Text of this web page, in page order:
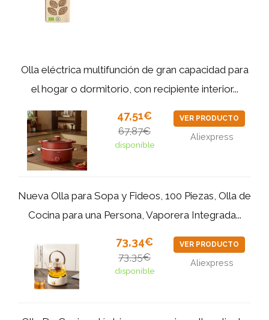
Olla eléctrica multifunción de gran capacidad para
el hogar o dormitorio, con recipiente interior...
47,51€
67,87€
disponible
VER PRODUCTO
Aliexpress
Nueva Olla para Sopa y Fideos, 100 Piezas, Olla de
Cocina para una Persona, Vaporera Integrada...
73,34€
73,35€
disponible
VER PRODUCTO
Aliexpress